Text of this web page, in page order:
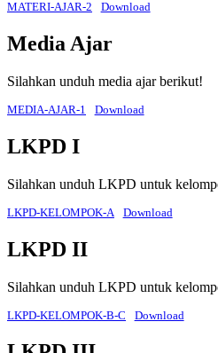
MATERI-AJAR-2 Download
Media Ajar
Silahkan unduh media ajar berikut!
MEDIA-AJAR-1 Download
LKPD I
Silahkan unduh LKPD untuk
LKPD-KELOMPOK-A Download
LKPD II
Silahkan unduh LKPD untuk
LKPD-KELOMPOK-B-C Download